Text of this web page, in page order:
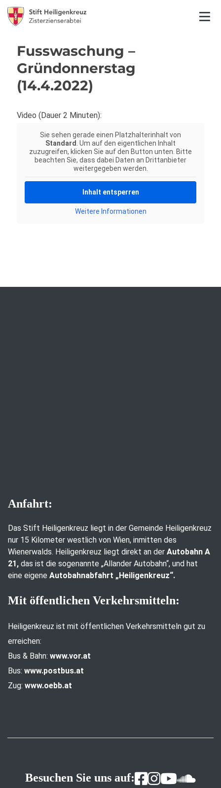
Fusswaschung –
Gründonnerstag
(14.4.2022)
Video (Dauer 2 Minuten):
Sie sehen gerade einen Platzhalterinhalt von
Standard . Um auf den eigentlichen Inhalt
zuzugreifen, klicken Sie auf den Button unten. Bitte
beachten Sie, dass dabei Daten an Drittanbieter
weitergegeben werden.
Inhalt entsperren
Weitere Informationen
Anfahrt:
Das Stift Heiligenkreuz liegt in der Gemeinde Heiligenkreuz
nur 15 Kilometer westlich von Wien, inmitten des
Wienerwalds. Heiligenkreuz liegt direkt an der Autobahn A
21, das ist die sogenannte „Allander Autobahn“, und hat
eine eigene Autobahnabfahrt „Heiligenkreuz“.
Mit öffentlichen Verkehrsmitteln:
Heiligenkreuz ist mit öffentlichen Verkehrsmitteln gut zu
erreichen:
Bus & Bahn: www.vor.at
Bus: www.postbus.at
Zug: www.oebb.at
Besuchen Sie uns auf: